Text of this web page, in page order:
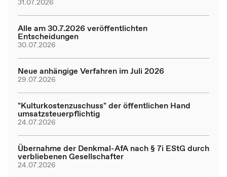
31.07.2026
Alle am 30.7.2026 veröffentlichten
Entscheidungen
30.07.2026
Neue anhängige Verfahren im Juli 2026
29.07.2026
"Kulturkostenzuschuss" der öffentlichen Hand
umsatzsteuerpflichtig
24.07.2026
Übernahme der Denkmal-AfA nach § 7i EStG durch
verbliebenen Gesellschafter
24.07.2026